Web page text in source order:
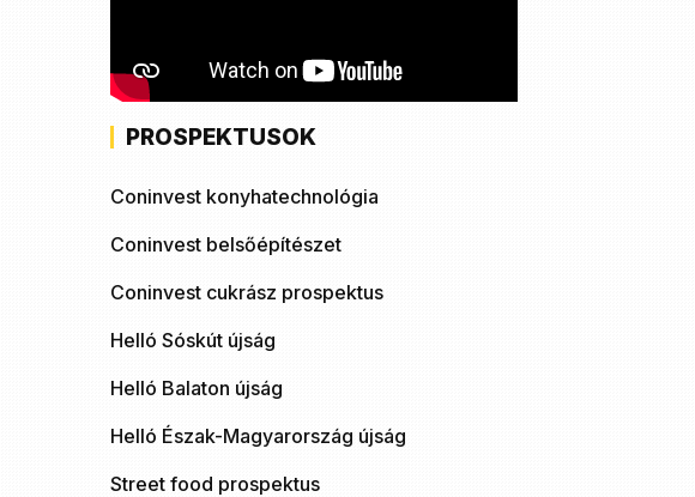
PROSPEKTUSOK
Coninvest konyhatechnológia
Coninvest belsőépítészet
Coninvest cukrász prospektus
Helló Sóskút újság
Helló Balaton újság
Helló Észak-Magyarország újság
Street food prospektus